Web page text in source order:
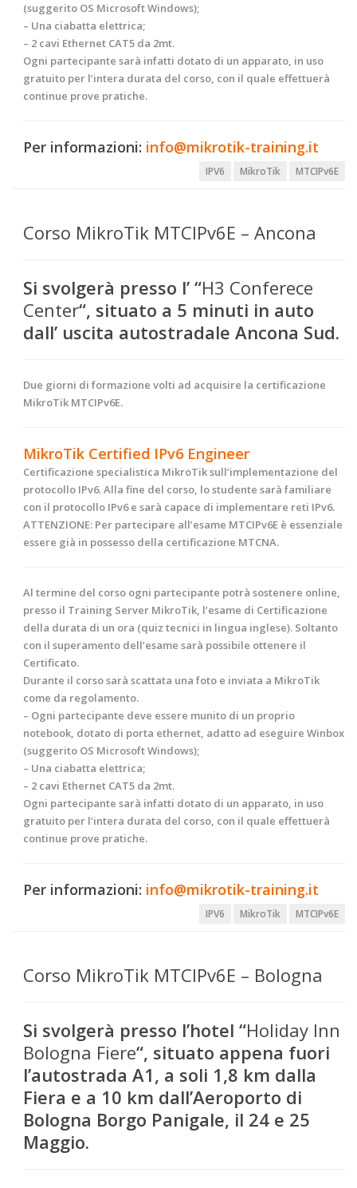
(suggerito OS Microsoft Windows);
– Una ciabatta elettrica;
– 2 cavi Ethernet CAT5 da 2mt.
Ogni partecipante sarà infatti dotato di un apparato, in uso
gratuito per l’intera durata del corso, con il quale effettuerà
continue prove pratiche.
Per informazioni: info@mikrotik-training.it
IPV6 MikroTik MTCIPv6E
Corso MikroTik MTCIPv6E – Ancona
Si svolgerà presso l’ “H3 Conferece
Center“, situato a 5 minuti in auto
dall’ uscita autostradale Ancona Sud.
Due giorni di formazione volti ad acquisire la certificazione
MikroTik MTCIPv6E.
MikroTik Certified IPv6 Engineer
Certificazione specialistica MikroTik sull’implementazione del
protocollo IPv6. Alla fine del corso, lo studente sarà familiare
con il protocollo IPv6 e sarà capace di implementare reti IPv6.
ATTENZIONE: Per partecipare all’esame MTCIPv6E è essenziale
essere già in possesso della certificazione MTCNA.
Al termine del corso ogni partecipante potrà sostenere online,
presso il Training Server MikroTik, l’esame di Certificazione
della durata di un ora (quiz tecnici in lingua inglese). Soltanto
con il superamento dell’esame sarà possibile ottenere il
Certificato.
Durante il corso sarà scattata una foto e inviata a MikroTik
come da regolamento.
– Ogni partecipante deve essere munito di un proprio
notebook, dotato di porta ethernet, adatto ad eseguire Winbox
(suggerito OS Microsoft Windows);
– Una ciabatta elettrica;
– 2 cavi Ethernet CAT5 da 2mt.
Ogni partecipante sarà infatti dotato di un apparato, in uso
gratuito per l’intera durata del corso, con il quale effettuerà
continue prove pratiche.
Per informazioni: info@mikrotik-training.it
IPV6 MikroTik MTCIPv6E
Corso MikroTik MTCIPv6E – Bologna
Si svolgerà presso l’hotel “Holiday Inn
Bologna Fiere“, situato appena fuori
l’autostrada A1, a soli 1,8 km dalla
Fiera e a 10 km dall’Aeroporto di
Bologna Borgo Panigale, il 24 e 25
Maggio.